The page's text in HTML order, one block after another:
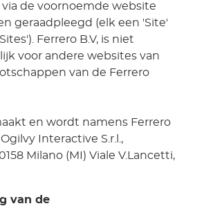
de voornoemde website
geraadpleegd (elk een 'Site'
Ferrero B.V, is niet
voor andere websites van
van de Ferrero
en wordt namens Ferrero
Interactive S.r.l.,
Milano (MI) Viale V.Lancetti,
van de